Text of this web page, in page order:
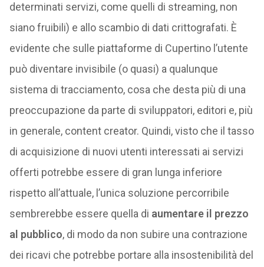
determinati servizi, come quelli di streaming, non
siano fruibili) e allo scambio di dati crittografati. È
evidente che sulle piattaforme di Cupertino l’utente
può diventare invisibile (o quasi) a qualunque
sistema di tracciamento, cosa che desta più di una
preoccupazione da parte di sviluppatori, editori e, più
in generale, content creator. Quindi, visto che il tasso
di acquisizione di nuovi utenti interessati ai servizi
offerti potrebbe essere di gran lunga inferiore
rispetto all’attuale, l’unica soluzione percorribile
sembrerebbe essere quella di aumentare il prezzo
al pubblico, di modo da non subire una contrazione
dei ricavi che potrebbe portare alla insostenibilità del